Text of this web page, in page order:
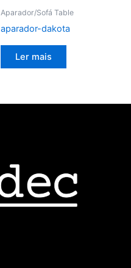
Aparador/Sofá Table
aparador-dakota
Ler mais